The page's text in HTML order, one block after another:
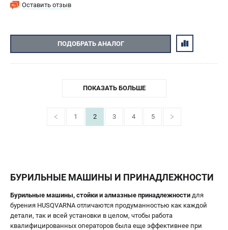
Оставить отзыв
ПОДОБРАТЬ АНАЛОГ
1 2 3 4 5
ПОКАЗАТЬ БОЛЬШЕ
БУРИЛЬНЫЕ МАШИНЫ И ПРИНАДЛЕЖНОСТИ
Бурильные машины, стойки и алмазные принадлежности для
бурения HUSQVARNA отличаются продуманностью как каждой
детали, так и всей установки в целом, чтобы работа
квалифицированных операторов была еще эффективнее при